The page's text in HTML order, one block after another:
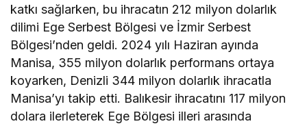
katkı sağlarken, bu ihracatın 212 milyon dolarlık
dilimi Ege Serbest Bölgesi ve İzmir Serbest
Bölgesi’nden geldi. 2024 yılı Haziran ayında
Manisa, 355 milyon dolarlık performans ortaya
koyarken, Denizli 344 milyon dolarlık ihracatla
Manisa’yı takip etti. Balıkesir ihracatını 117 milyon
dolara ilerleterek Ege Bölgesi illeri arasında